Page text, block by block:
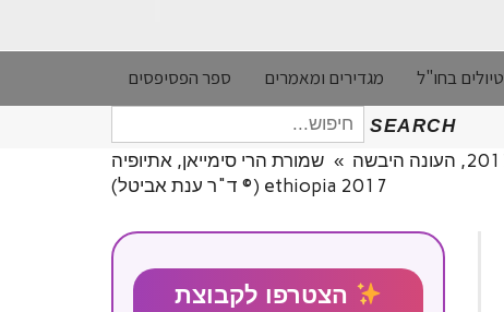
טיולים בחו"ל מגדירים ומאמרים ספר הפסיפסים
SEARCH
חיפוש
עבור:
» שמורת הרי סימייאן, אתיופיה
ethiopia 2017 (© ד"ר ענת אביטל)
הצטרפו לקבוצת